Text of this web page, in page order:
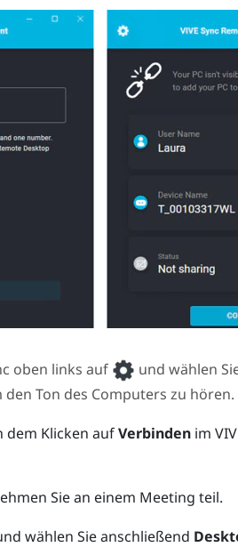
oben links auf und wählen
den Ton des Computers zu hören.
dem Klicken aufVerbindenim
Sie an einem Meeting teil.
wählen Sie anschließend